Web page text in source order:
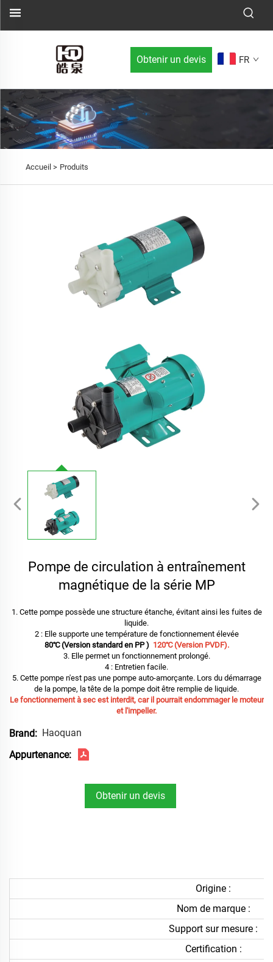
Obtenir un devis FR
Accueil > Produits
Pompe de circulation à entraînement
magnétique de la série MP
1. Cette pompe possède une structure étanche, évitant ainsi les fuites de
liquide.
2 : Elle supporte une température de fonctionnement élevée
80℃ (Version standard en PP ) 120℃ (Version PVDF).
3. Elle permet un fonctionnement prolongé.
4 : Entretien facile.
5. Cette pompe n'est pas une pompe auto-amorçante. Lors du démarrage
de la pompe, la tête de la pompe doit être remplie de liquide.
Le fonctionnement à sec est interdit, car il pourrait endommager le moteur
et l'impeller.
Brand: Haoquan
Appurtenance:
Obtenir un devis
Origine :
Nom de marque :
Support sur mesure :
Certification :